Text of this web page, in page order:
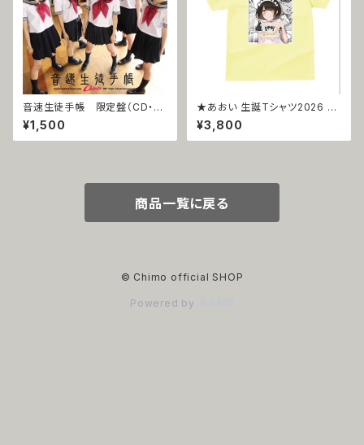
音速生徒手帳 限定盤（CD・D
VD）
¥1,500
★あおい 生誕Tシャツ2026 ★
締め切り8/16(日)
¥3,800
商品一覧に戻る
© Chimo official SHOP
Powered by